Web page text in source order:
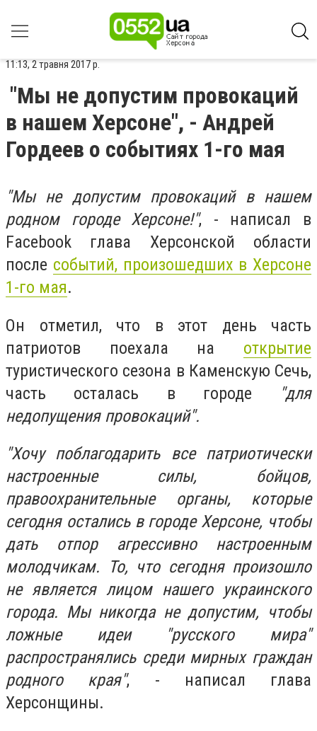
11:13, 2 травня 2017 р.
"Мы не допустим провокаций
в нашем Херсоне", - Андрей
Гордеев о событиях 1-го мая
"Мы не допустим провокаций в нашем
родном городе Херсоне!", - написал в
Facebook глава Херсонской области
после событий, произошедших в Херсоне
1-го мая.
Он отметил, что в этот день часть
патриотов поехала на открытие
туристического сезона в Каменскую Сечь,
часть осталась в городе
"для
недопущения провокаций".
"Хочу поблагодарить все патриотически
настроенные силы, бойцов,
правоохранительные органы, которые
сегодня остались в городе Херсоне, чтобы
дать отпор агрессивно настроенным
молодчикам. То, что сегодня произошло
не является лицом нашего украинского
города. Мы никогда не допустим, чтобы
ложные идеи "русского мира"
распространялись среди мирных граждан
родного края", - написал глава
Херсонщины.